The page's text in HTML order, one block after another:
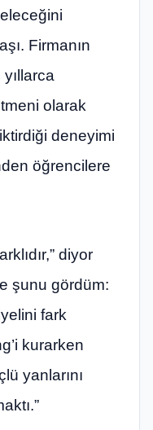
Firmanın
olarak
deneyimi
öğrencilere
diyor
şunu gördüm:
fark
kurarken
yanlarını